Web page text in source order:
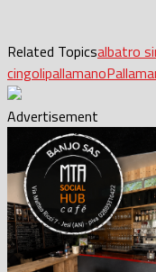
Related Topicsalbatro
cingolipallamano
Advertisement